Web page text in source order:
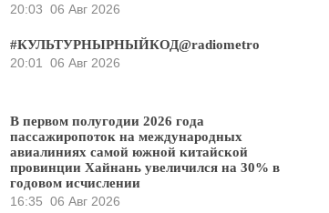
20:03 06 Авг 2026
#КУЛЬТУРНЫРНЫЙКОД@radiometro
20:01
06 Авг 2026
В первом полугодии 2026 года
пассажиропоток на международных
авиалиниях самой южной китайской
провинции Хайнань увеличился на 30% в
годовом исчислении
16:35 06 Авг 2026